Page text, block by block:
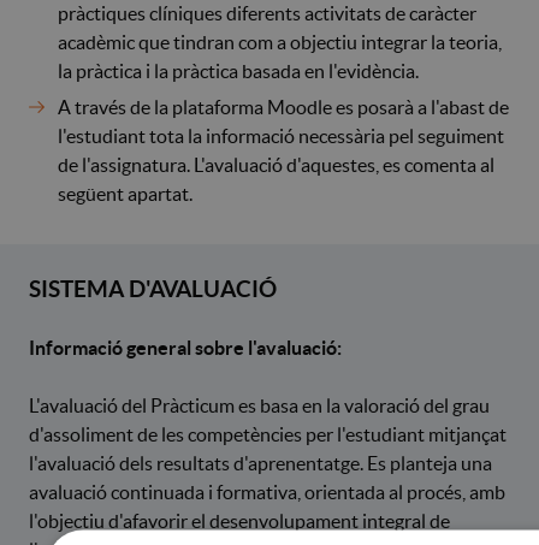
pràctiques clíniques diferents activitats de caràcter
acadèmic que tindran com a objectiu integrar la teoria,
la pràctica i la pràctica basada en l'evidència.
A través de la plataforma Moodle es posarà a l'abast de
l'estudiant tota la informació necessària pel seguiment
de l'assignatura. L'avaluació d'aquestes, es comenta al
següent apartat.
SISTEMA D'AVALUACIÓ
Informació general sobre l'avaluació:
L'avaluació del Pràcticum es basa en la valoració del grau
d'assoliment de les competències per l'estudiant mitjançat
l'avaluació dels resultats d'aprenentatge. Es planteja una
avaluació continuada i formativa, orientada al procés, amb
l'objectiu d'afavorir el desenvolupament integral de